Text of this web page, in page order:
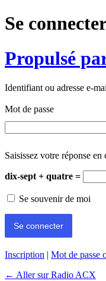
Se
Propulsé
Identifiant ou adresse e-
Mot de passe
Saisissez votre réponse en
dix-sept + quatre =
Se souvenir de moi
Inscription | Mot de passe
← Aller sur Radio ACX